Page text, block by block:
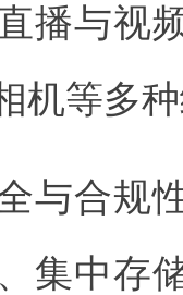
播与视
机等多
合规性
集中存